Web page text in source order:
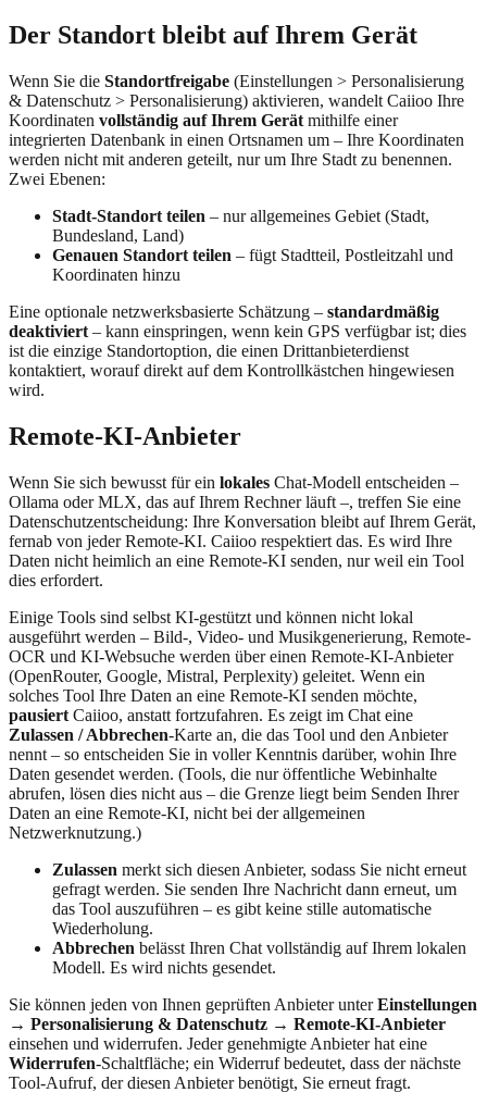
Der Standort bleibt auf Ihrem Gerät
Wenn Sie die Standortfreigabe (Einstellungen > Personalisierung
& Datenschutz > Personalisierung) aktivieren, wandelt Caiioo Ihre
Koordinaten vollständig auf Ihrem Gerät mithilfe einer
integrierten Datenbank in einen Ortsnamen um – Ihre Koordinaten
werden nicht mit anderen geteilt, nur um Ihre Stadt zu benennen.
Zwei Ebenen:
Stadt-Standort teilen – nur allgemeines Gebiet (Stadt,
Bundesland, Land)
Genauen Standort teilen – fügt Stadtteil, Postleitzahl und
Koordinaten hinzu
Eine optionale netzwerksbasierte Schätzung – standardmäßig
deaktiviert – kann einspringen, wenn kein GPS verfügbar ist; dies
ist die einzige Standortoption, die einen Drittanbieterdienst
kontaktiert, worauf direkt auf dem Kontrollkästchen hingewiesen
wird.
Remote-KI-Anbieter
Wenn Sie sich bewusst für ein lokales Chat-Modell entscheiden –
Ollama oder MLX, das auf Ihrem Rechner läuft –, treffen Sie eine
Datenschutzentscheidung: Ihre Konversation bleibt auf Ihrem Gerät,
fernab von jeder Remote-KI. Caiioo respektiert das. Es wird Ihre
Daten nicht heimlich an eine Remote-KI senden, nur weil ein Tool
dies erfordert.
Einige Tools sind selbst KI-gestützt und können nicht lokal
ausgeführt werden – Bild-, Video- und Musikgenerierung, Remote-
OCR und KI-Websuche werden über einen Remote-KI-Anbieter
(OpenRouter, Google, Mistral, Perplexity) geleitet. Wenn ein
solches Tool Ihre Daten an eine Remote-KI senden möchte,
pausiert Caiioo, anstatt fortzufahren. Es zeigt im Chat eine
Zulassen / Abbrechen-Karte an, die das Tool und den Anbieter
nennt – so entscheiden Sie in voller Kenntnis darüber, wohin Ihre
Daten gesendet werden. (Tools, die nur öffentliche Webinhalte
abrufen, lösen dies nicht aus – die Grenze liegt beim Senden Ihrer
Daten an eine Remote-KI, nicht bei der allgemeinen
Netzwerknutzung.)
Zulassen merkt sich diesen Anbieter, sodass Sie nicht erneut
gefragt werden. Sie senden Ihre Nachricht dann erneut, um
das Tool auszuführen – es gibt keine stille automatische
Wiederholung.
Abbrechen belässt Ihren Chat vollständig auf Ihrem lokalen
Modell. Es wird nichts gesendet.
Sie können jeden von Ihnen geprüften Anbieter unterEinstellungen
→ Personalisierung & Datenschutz → Remote-KI-Anbieter
einsehen und widerrufen. Jeder genehmigte Anbieter hat eine
Widerrufen-Schaltfläche; ein Widerruf bedeutet, dass der nächste
Tool-Aufruf, der diesen Anbieter benötigt, Sie erneut fragt.